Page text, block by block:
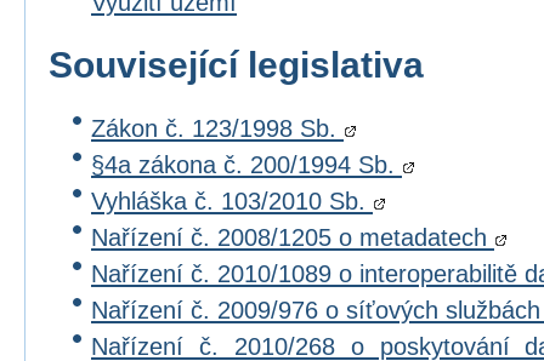
Související legislativa
Zákon č. 123/1998 Sb.
§4a zákona č. 200/1994 Sb.
Vyhláška č. 103/2010 Sb.
Nařízení č. 2008/1205 o metadatech
Nařízení č. 2010/1089 o interoperabilitě
Nařízení č. 2009/976 o síťových
Nařízení č. 2010/268 o poskytování